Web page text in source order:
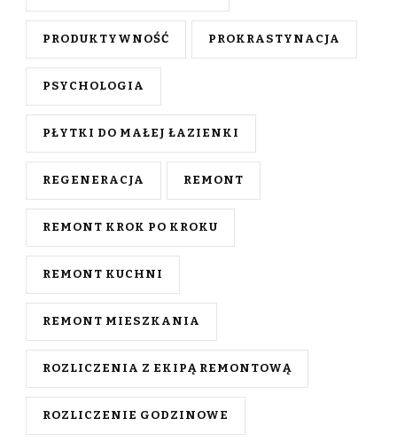
PRODUKTYWNOŚĆ PROKRASTYNACJA
PSYCHOLOGIA
PŁYTKI DO MAŁEJ ŁAZIENKI
REGENERACJA REMONT
REMONT KROK PO KROKU
REMONT KUCHNI
REMONT MIESZKANIA
ROZLICZENIA Z EKIPĄ REMONTOWĄ
ROZLICZENIE GODZINOWE